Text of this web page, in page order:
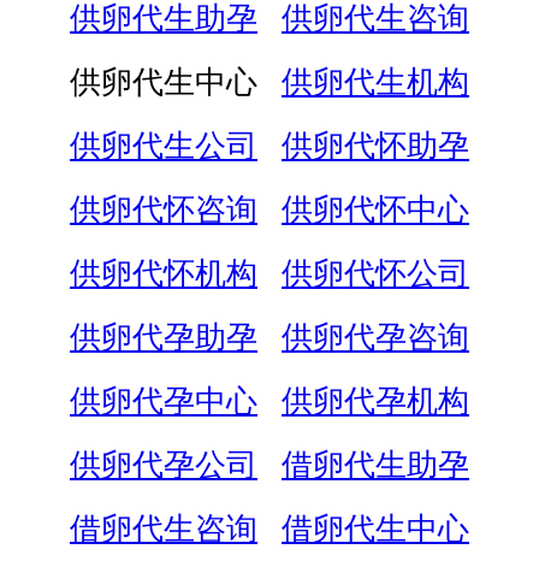
供卵代生助孕
供卵代生咨询
供卵代生中心
供卵代生机构
供卵代生公司
供卵代怀助孕
供卵代怀咨询
供卵代怀中心
供卵代怀机构
供卵代怀公司
供卵代孕助孕
供卵代孕咨询
供卵代孕中心
供卵代孕机构
供卵代孕公司
借卵代生助孕
借卵代生咨询
借卵代生中心